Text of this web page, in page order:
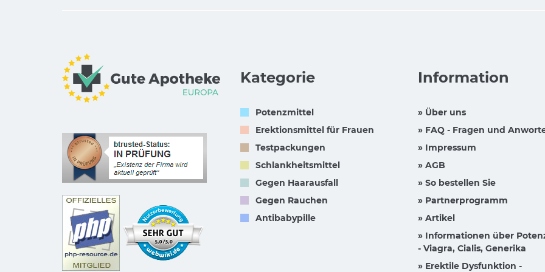
Kategorie
Potenzmittel
Erektionsmittel für Frauen
Testpackungen
Schlankheitsmittel
Gegen Haarausfall
Gegen Rauchen
Antibabypille
Information
» Über uns
» FAQ - Fragen und
» Impressum
» AGB
» So bestellen Sie
» Partnerprogramm
» Artikel
» Informationen über
- Viagra, Cialis, Generika
» Erektile Dysfunktion -